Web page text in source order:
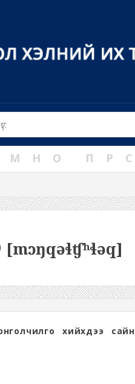
М Н О П Р С
[mɔŋqəɬʧʰɬəq]
хийхдээ сайн